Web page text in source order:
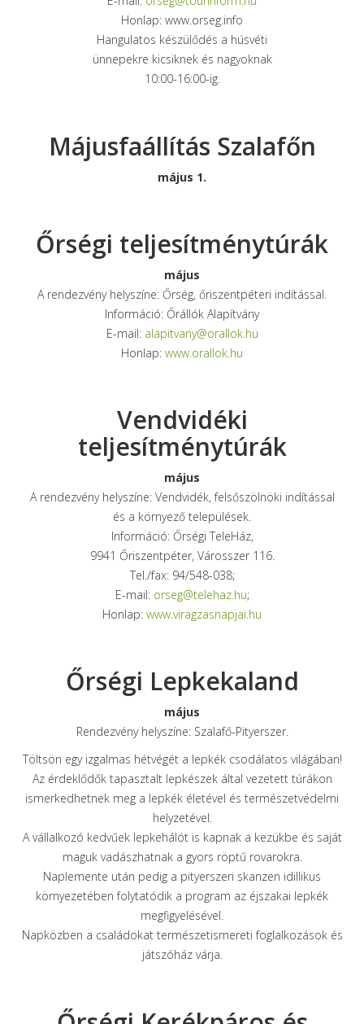
Honlap: www.orseg.info
Hangulatos készülődés a húsvéti
ünnepekre kicsiknek és nagyoknak
10:00-16:00-ig.
Májusfaállítás Szalafőn
május 1.
Őrségi teljesítménytúrák
május
A rendezvény helyszíne: Őrség, őriszentpéteri indítással.
Információ: Őrállók Alapítvány
E-mail: alapitvany@orallok.hu
Honlap: www.orallok.hu
Vendvidéki
teljesítménytúrák
május
A rendezvény helyszíne: Vendvidék, felsőszölnöki indítással
és a környező települések.
Információ: Őrségi TeleHáz,
9941 Őriszentpéter, Városszer 116.
Tel./fax: 94/548-038;
E-mail: orseg@telehaz.hu;
Honlap: www.viragzasnapjai.hu
Őrségi Lepkekaland
május
Rendezvény helyszíne: Szalafő-Pityerszer.
Töltsön egy izgalmas hétvégét a lepkék csodálatos világában!
Az érdeklődők tapasztalt lepkészek által vezetett túrákon
ismerkedhetnek meg a lepkék életével és természetvédelmi
helyzetével.
A vállalkozó kedvűek lepkehálót is kapnak a kezükbe és saját
maguk vadászhatnak a gyors röptű rovarokra.
Naplemente után pedig a pityerszeri skanzen idillikus
környezetében folytatódik a program az éjszakai lepkék
megfigyelésével.
Napközben a családokat természetismereti foglalkozások és
játszóház várja.